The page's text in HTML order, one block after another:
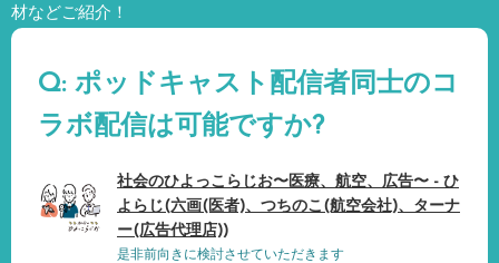
材などご紹介！
Q: ポッドキャスト配信者同士のコ
ラボ配信は可能ですか?
社会のひよっこらじお〜医療、航空、広告〜 - ひ
よらじ(六画(医者)、つちのこ(航空会社)、ターナ
ー(広告代理店))
是非前向きに検討させていただきます